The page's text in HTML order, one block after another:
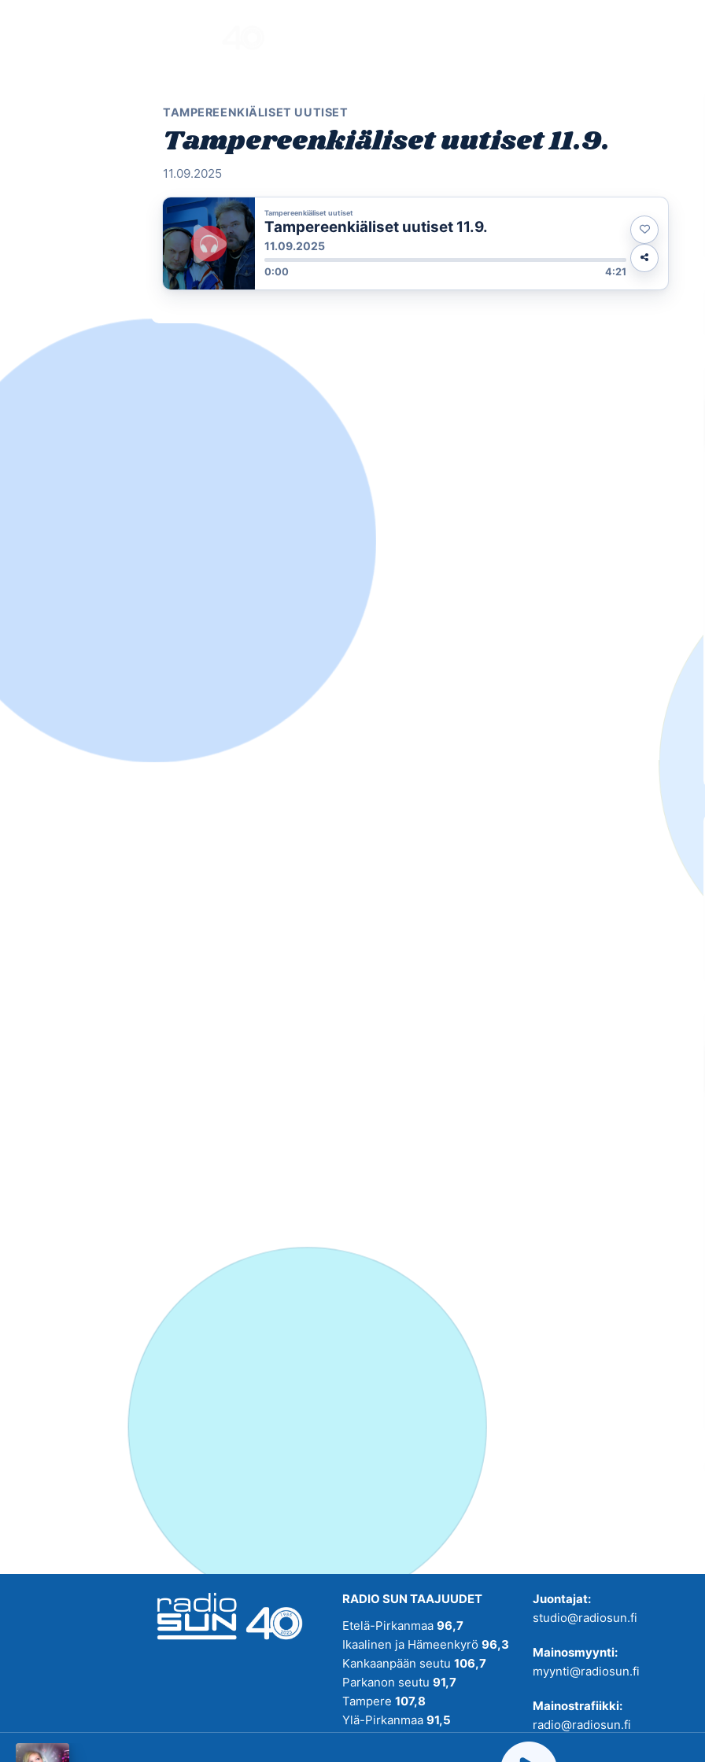
TAMPEREENKIÄLISET UUTISET
Tampereenkiäliset uutiset 11.9.
11.09.2025
Tampereenkiäliset uutiset
Tampereenkiäliset uutiset 11.9.
11.09.2025
0:00 4:21
RADIO SUN TAAJUUDET
Etelä-Pirkanmaa 96,7
Ikaalinen ja Hämeenkyrö 96,3
Kankaanpään seutu 106,7
Parkanon seutu 91,7
Tampere 107,8
Ylä-Pirkanmaa 91,5
Pirmedioita.
Juontajat:
studio@radiosun.fi
Mainosmyynti:
myynti@radiosun.fi
Mainostrafiikki:
radio@radiosun.fi